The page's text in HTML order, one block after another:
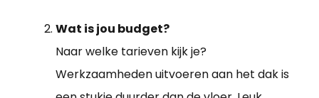
Wat is jou budget?
Naar welke tarieven kijk je?
Werkzaamheden uitvoeren aan het dak is